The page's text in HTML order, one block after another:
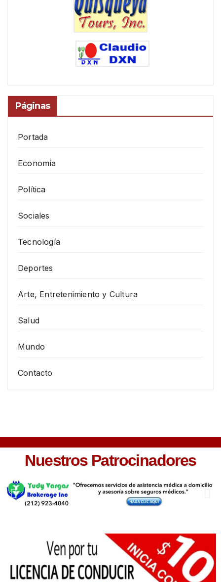
Páginas
Portada
Economía
Política
Sociales
Tecnología
Deportes
Arte, Entretenimiento y Cultura
Salud
Mundo
Contacto
Nuestros Patrocinadores